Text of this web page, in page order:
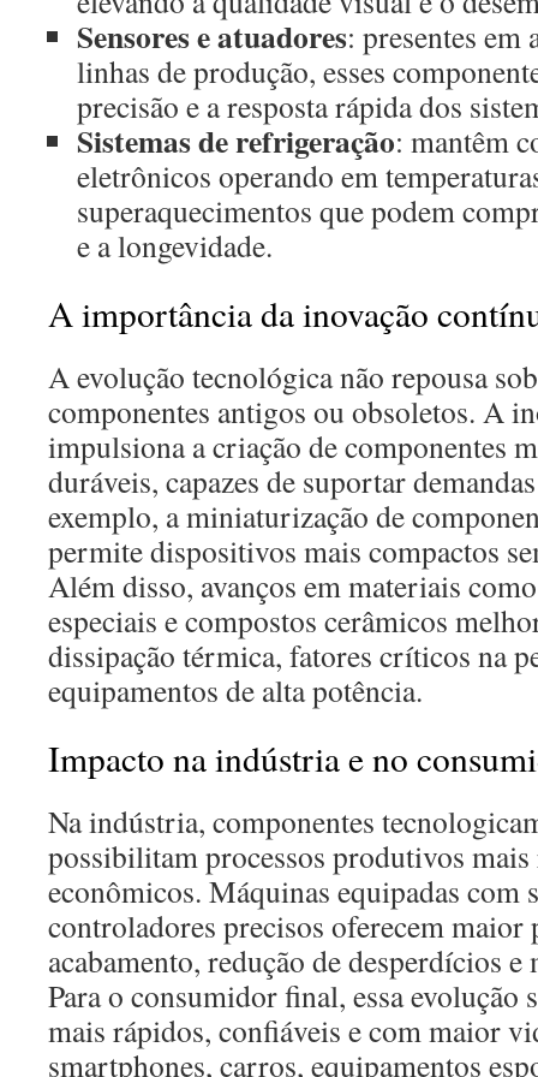
Sensores e atuadores: presentes
linhas de produção, esses
precisão e a resposta rápida dos
Sistemas de refrigeração: mantêm
eletrônicos operando em
superaquecimentos que podem
e a longevidade.
A importância da inovação
A evolução tecnológica não repousa
componentes antigos ou obsoletos. A
impulsiona a criação de componentes
duráveis, capazes de suportar
exemplo, a miniaturização de
permite dispositivos mais compactos
Além disso, avanços em materiais
especiais e compostos cerâmicos
dissipação térmica, fatores críticos na
equipamentos de alta potência.
Impacto na indústria e no
Na indústria, componentes
possibilitam processos produtivos mais
econômicos. Máquinas equipadas com
controladores precisos oferecem maior
acabamento, redução de desperdícios
Para o consumidor final, essa evolução
mais rápidos, confiáveis e com maior
smartphones, carros, equipamentos